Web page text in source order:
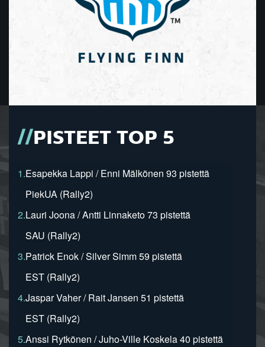
PISTEET TOP 5
1.Esapekka Lappi / Enni Mälkönen 93 pistettä
PiekUA (Rally2)
2.Lauri Joona / Antti Linnaketo 73 pistettä
SAU (Rally2)
3.Patrick Enok / Silver Simm 59 pistettä
EST (Rally2)
4.Jaspar Vaher / Rait Jansen 51 pistettä
EST (Rally2)
5.Anssi Rytkönen / Juho-Ville Koskela 40 pistettä